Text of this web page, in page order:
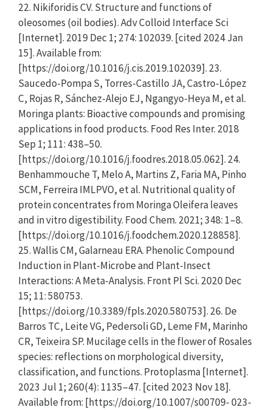
22. Nikiforidis CV. Structure and functions of
oleosomes (oil bodies). Adv Colloid Interface Sci
[Internet]. 2019 Dec 1; 274: 102039. [cited 2024 Jan
15]. Available from:
[https://doi.org/10.1016/j.cis.2019.102039]. 23.
Saucedo-Pompa S, Torres-Castillo JA, Castro-López
C, Rojas R, Sánchez-Alejo EJ, Ngangyo-Heya M, et al.
Moringa plants: Bioactive compounds and promising
applications in food products. Food Res Inter. 2018
Sep 1; 111: 438–50.
[https://doi.org/10.1016/j.foodres.2018.05.062]. 24.
Benhammouche T, Melo A, Martins Z, Faria MA, Pinho
SCM, Ferreira IMLPVO, et al. Nutritional quality of
protein concentrates from Moringa Oleifera leaves
and in vitro digestibility. Food Chem. 2021; 348: 1–8.
[https://doi.org/10.1016/j.foodchem.2020.128858].
25. Wallis CM, Galarneau ERA. Phenolic Compound
Induction in Plant-Microbe and Plant-Insect
Interactions: A Meta-Analysis. Front Pl Sci. 2020 Dec
15; 11: 580753.
[https://doi.org/10.3389/fpls.2020.580753]. 26. De
Barros TC, Leite VG, Pedersoli GD, Leme FM, Marinho
CR, Teixeira SP. Mucilage cells in the flower of Rosales
species: reflections on morphological diversity,
classification, and functions. Protoplasma [Internet].
2023 Jul 1; 260(4): 1135–47. [cited 2023 Nov 18].
Available from: [https://doi.org/10.1007/s00709- 023-